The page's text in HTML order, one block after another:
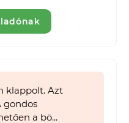
klappolt. Azt
gondos
a bö...